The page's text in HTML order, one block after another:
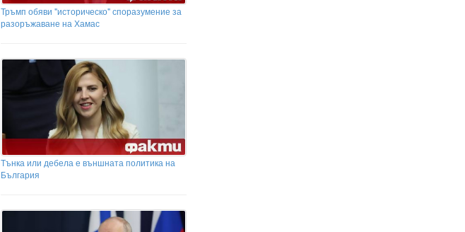
Тръмп обяви "историческо" споразумение за
разоръжаване на Хамас
Тънка или дебела е външната политика на
България